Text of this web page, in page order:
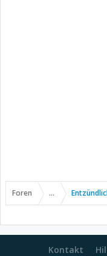
Foren ...
Kontakt